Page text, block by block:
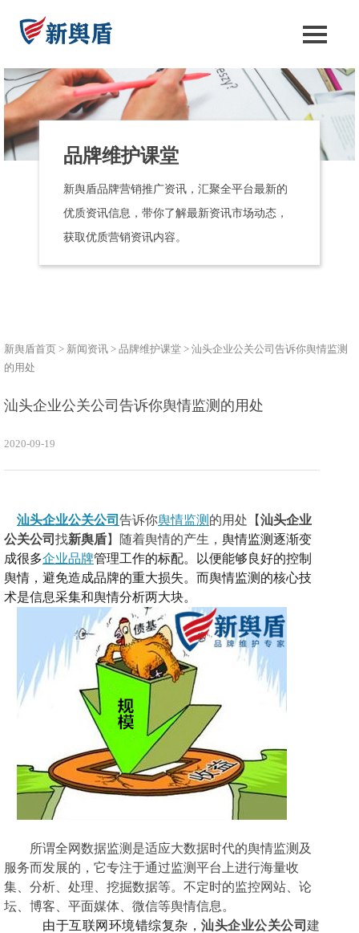
品牌维护课堂
新舆盾品牌营销推广资讯，汇聚全平台最新的
优质资讯信息，带你了解最新资讯市场动态，
获取优质营销资讯内容。
新舆盾首页 > 新闻资讯 > 品牌维护课堂 > 汕头企业公关公司告诉你舆情监测
的用处
汕头企业公关公司告诉你舆情监测的用处
2020-09-19
汕头企业公关公司 告诉你舆情监测 的用处【汕头企业
公关公司 找新舆盾】随着舆情的产生， 舆情监测逐渐变
成很多企业品牌管理工作的标配。 以便能够良好的控制
舆情，避免造成品牌的重大损失。 而舆情监测的核心技
术是信息采集和舆情分析两大块。
所谓全网数据监测 是适应大数据时代的舆情监测及
服务而发展的 ， 它专注于通过监测平台上进行海量收
集、分析、处理、挖掘数据等。不定时的监控网站、论
坛、博客、平面媒体、微信等舆情信息。
由于互联网环境错综复杂 ，汕头企业公关公司建